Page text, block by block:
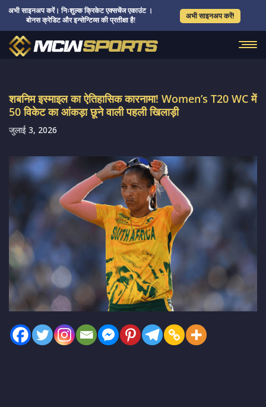
अभी साइनअप करें। निःशुल्क क्रिकेट एक्सचेंज एकाउंट ।
बोनस क्रेडिट और इन्सेन्टिव्स की प्रतीक्षा है!
अभी साइनअप करें!
शबनिम इस्माइल का ऐतिहासिक कारनामा! Women’s T20 WC में
50 विकेट का आंकड़ा छूने वाली पहली खिलाड़ी
जुलाई 3, 2026